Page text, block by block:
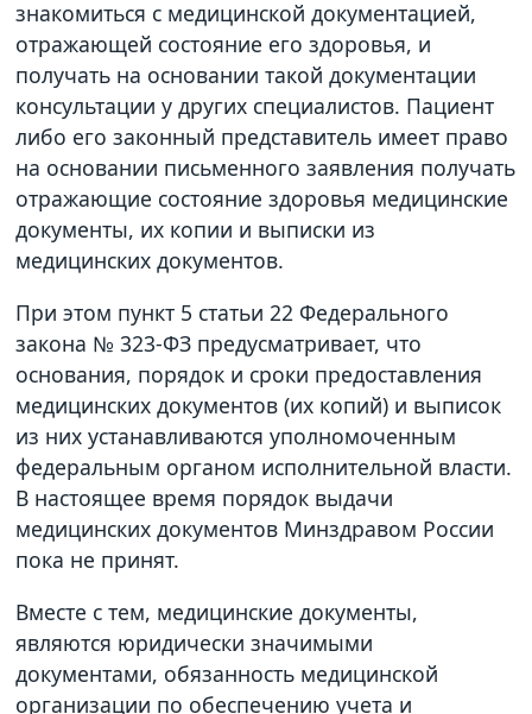
знакомиться с медицинской документацией,
отражающей состояние его здоровья, и
получать на основании такой документации
консультации у других специалистов. Пациент
либо его законный представитель имеет право
на основании письменного заявления получать
отражающие состояние здоровья медицинские
документы, их копии и выписки из
медицинских документов.
При этом пункт 5 статьи 22 Федерального
закона № 323-ФЗ предусматривает, что
основания, порядок и сроки предоставления
медицинских документов (их копий) и выписок
из них устанавливаются уполномоченным
федеральным органом исполнительной власти.
В настоящее время порядок выдачи
медицинских документов Минздравом России
пока не принят.
Вместе с тем, медицинские документы,
являются юридически значимыми
документами, обязанность медицинской
организации по обеспечению учета и